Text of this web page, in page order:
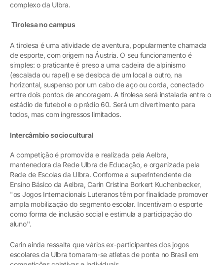
complexo da Ulbra.
Tirolesa no campus
A tirolesa é uma atividade de aventura, popularmente chamada
de esporte, com origem na Áustria. O seu funcionamento é
simples: o praticante é preso a uma cadeira de alpinismo
(escalada ou rapel) e se desloca de um local a outro, na
horizontal, suspenso por um cabo de aço ou corda, conectado
entre dois pontos de ancoragem. A tirolesa será instalada entre o
estádio de futebol e o prédio 60. Será um divertimento para
todos, mas com ingressos limitados.
Intercâmbio sociocultural
A competição é promovida e realizada pela Aelbra,
mantenedora da Rede Ulbra de Educação, e organizada pela
Rede de Escolas da Ulbra. Conforme a superintendente de
Ensino Básico da Aelbra, Carin Cristina Borkert Kuchenbecker,
"os Jogos Internacionais Luteranos têm por finalidade promover
ampla mobilização do segmento escolar. Incentivam o esporte
como forma de inclusão social e estimula a participação do
aluno''.
Carin ainda ressalta que vários ex-participantes dos jogos
escolares da Ulbra tornaram-se atletas de ponta no Brasil em